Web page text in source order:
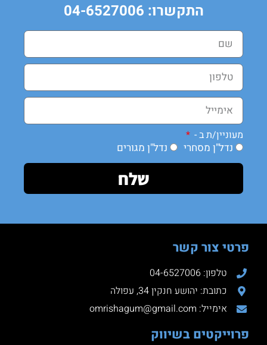
התקשרו: 04-6527006
מעוניין/ת ב -
נדל"ן מסחרי נדל"ן מגורים
שלח
פרטי צור קשר
טלפון: 04-6527006
כתובת: יהושע חנקין 34, עפולה
אימייל: omrishagum@gmail.com
פרוייקטים בשיווק